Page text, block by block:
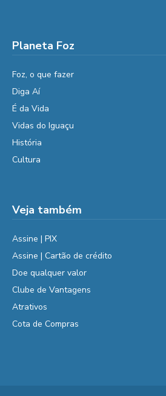
Planeta Foz
Foz, o que fazer
Diga Aí
É da Vida
Vidas do Iguaçu
História
Cultura
Veja também
Assine | PIX
Assine | Cartão de crédito
Doe qualquer valor
Clube de Vantagens
Atrativos
Cota de Compras